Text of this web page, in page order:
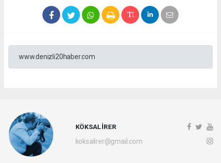
www.denizli20haber.com
KÖKSAL İRER
koksalirer@gmail.com